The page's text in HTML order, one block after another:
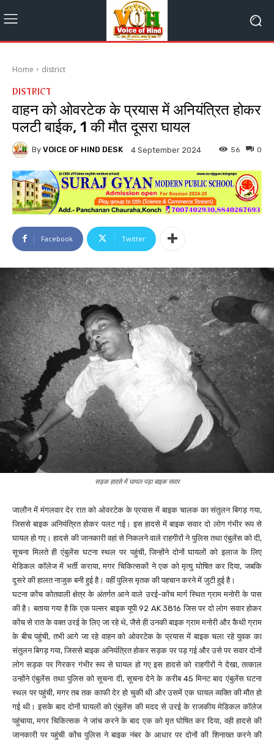
Home district
DISTRICT
वाहन को ओवरटेक के प्रयास में अनियंत्रित होकर
पलटी बाईक, 1 की मौत दूसरा घायल
By VOICE OF HIND DESK 4 September 2024 0
56
Facebook Twitter
सड़क हादसे में घायल पड़ा बाइक सवार
जालौन में मंगलवार देर रात को ओवरटेक के प्रयास में बाइक चालक का संतुलन बिगड़ गया,
जिससे बाइक अनियंत्रित होकर पलट गई। इस हादसे में बाइक सवार दो लोग गंभीर रूप से
घायल हो गए। हादसे की जानकारी वहां से निकलने वाले राहगीरों ने पुलिस तथा एंबुलेंस को दी,
सूचना मिलते ही एंबुलेंस घटना स्थल पर पहुंची, जिन्होंने दोनों घायलों को इलाज के लिए
मेडिकल कॉलेज में भर्ती कराया, मगर चिकित्सकों ने एक को मृत्यु घोषित कर दिया, जबकि
दूसरे की हालत नाजुक बनी हुई है। वहीं पुलिस मृतक की पहचान करने में जुटी हुई है।
घटना कोंच कोतवाली क्षेत्र के अंतर्गत आने वाले उरई-कोंच मार्ग स्थित ग्राम मनोरी के पास
की है। बताया गया है कि एक पल्सर बाइक यूपी 92 AK 3816 जिस पर दो लोग सवार होकर
कोंच से रात के वक्त उरई के लिए जा रहे थे, जैसे ही उनकी बाइक ग्राम मनोरी और कैथी ग्राम
के बीच पहुंची, तभी आगे जा रहे वाहन को ओवरटेक के प्रयास में बाइक चला रहे युवक का
संतुलन बिगड़ गया, जिससे बाइक अनियंत्रित होकर सड़क पर पड़ गई और उसे पर सवार दोनों
लोग सड़क पर गिरकर गंभीर रूप से घायल हो गए इस हादसे को राहगीरों ने देखा, तत्काल
उन्होंने एंबुलेंस तथा पुलिस को सूचना दी, सूचना देने के करीब 45 मिनट बाद एंबुलेंस घटना
स्थल पर पहुंची, मगर तब तक काफी देर हो चुकी थी और उसमें एक घायल व्यक्ति की मौत हो
गई थी। इसके बाद दोनों घायलों को एंबुलेंस की मदद से उरई के राजकीय मेडिकल कॉलेज
पहुंचाया, मगर चिकित्सक ने जांच करने के बाद एक को मृत घोषित कर दिया, वही हादसे की
जानकारी पर पहुंची कोंच पुलिस ने बाइक नंबर के आधार पर दोनों की शिनाख्त करने की